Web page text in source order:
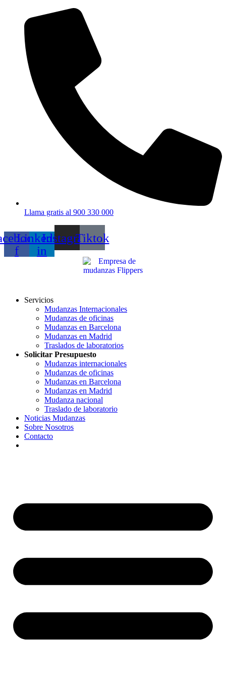
contenido
Llama gratis al 900 330 000
f
Linkedin-
in
InstagramTiktok
Servicios
Mudanzas Internacionales
Mudanzas de oficinas
Mudanzas en Barcelona
Mudanzas en Madrid
Traslados de laboratorios
Solicitar Presupuesto
Mudanzas internacionales
Mudanzas de oficinas
Mudanzas en Barcelona
Mudanzas en Madrid
Mudanza nacional
Traslado de laboratorio
Noticias Mudanzas
Sobre Nosotros
Contacto